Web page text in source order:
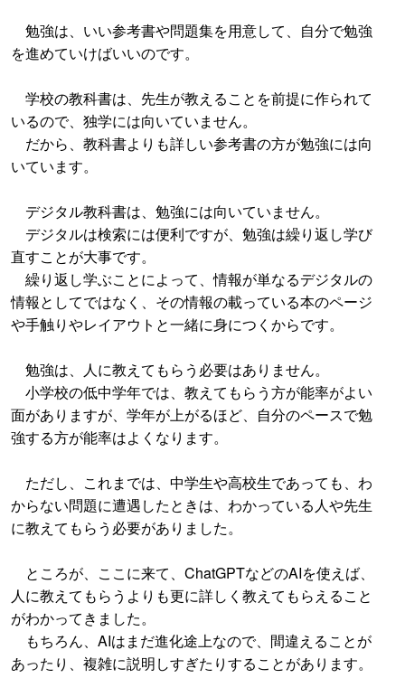
勉強は、いい参考書や問題集を用意して、自分で勉強
を進めていけばいいのです。
学校の教科書は、先生が教えることを前提に作られて
いるので、独学には向いていません。
だから、教科書よりも詳しい参考書の方が勉強には向
いています。
デジタル教科書は、勉強には向いていません。
デジタルは検索には便利ですが、勉強は繰り返し学び
直すことが大事です。
繰り返し学ぶことによって、情報が単なるデジタルの
情報としてではなく、その情報の載っている本のページ
や手触りやレイアウトと一緒に身につくからです。
勉強は、人に教えてもらう必要はありません。
小学校の低中学年では、教えてもらう方が能率がよい
面がありますが、学年が上がるほど、自分のペースで勉
強する方が能率はよくなります。
ただし、これまでは、中学生や高校生であっても、わ
からない問題に遭遇したときは、わかっている人や先生
に教えてもらう必要がありました。
ところが、ここに来て、ChatGPTなどのAIを使えば、
人に教えてもらうよりも更に詳しく教えてもらえること
がわかってきました。
もちろん、AIはまだ進化途上なので、間違えることが
あったり、複雑に説明しすぎたりすることがあります。